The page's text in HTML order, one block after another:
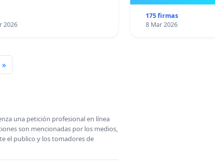
2026
175 firmas
8 Mar 2026
»
una petición profesional en línea
son mencionadas por los medios,
el publico y los tomadores de